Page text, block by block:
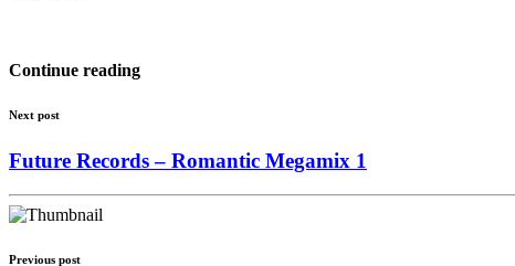
Continue reading
Next post
Future Records – Romantic Megamix 1
Previous post